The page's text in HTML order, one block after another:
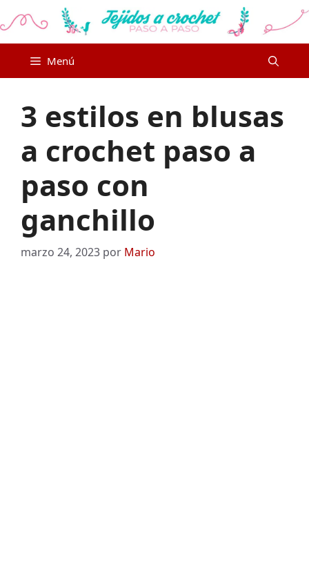
al
Menú
3 estilos en blusas
a crochet paso a
paso con
ganchillo
marzo 24, 2023 por Mario